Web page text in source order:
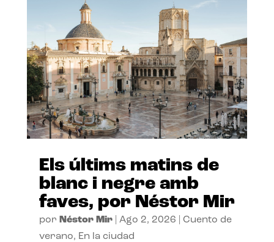
Els últims matins de
blanc i negre amb
faves, por Néstor Mir
por Néstor Mir| Ago 2, 2026
Cuento de
verano, En la ciudad